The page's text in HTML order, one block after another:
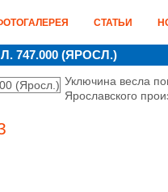
СТАТЬИ
747.000 (ЯРОСЛ.)
Уключина весла
Ярославского